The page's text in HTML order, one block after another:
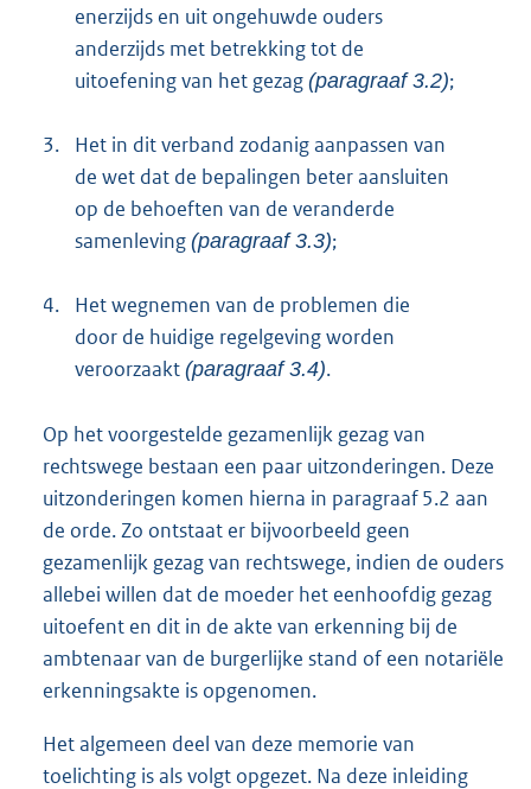
enerzijds en uit ongehuwde ouders
anderzijds met betrekking tot de
uitoefening van het gezag (paragraaf 3.2);
3.
Het in dit verband zodanig aanpassen van
de wet dat de bepalingen beter aansluiten
op de behoeften van de veranderde
samenleving (paragraaf 3.3);
4.
Het wegnemen van de problemen die
door de huidige regelgeving worden
veroorzaakt (paragraaf 3.4).
Op het voorgestelde gezamenlijk gezag van
rechtswege bestaan een paar uitzonderingen. Deze
uitzonderingen komen hierna in paragraaf 5.2 aan
de orde. Zo ontstaat er bijvoorbeeld geen
gezamenlijk gezag van rechtswege, indien de ouders
allebei willen dat de moeder het eenhoofdig gezag
uitoefent en dit in de akte van erkenning bij de
ambtenaar van de burgerlijke stand of een notariële
erkenningsakte is opgenomen.
Het algemeen deel van deze memorie van
toelichting is als volgt opgezet. Na deze inleiding